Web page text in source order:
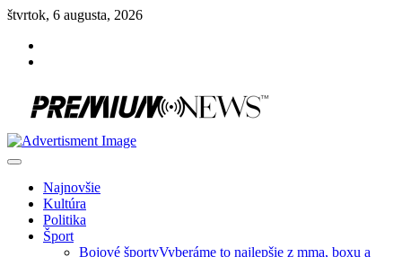
Skip
content
štvrtok, 6 augusta, 2026
Najnovšie
Kultúra
Politika
Šport
Bojové športyVyberáme to najlepšie z mma, boxu a